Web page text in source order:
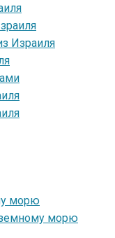
Израиля
морю
морю